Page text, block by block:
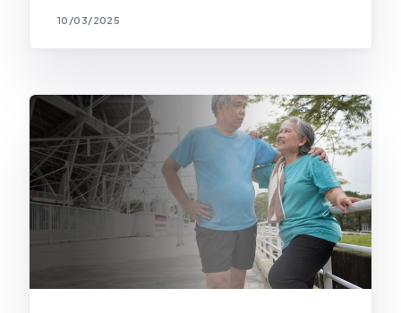
10/03/2025